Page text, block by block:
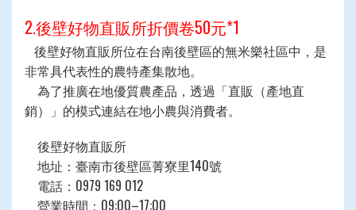
2.後壁好物直販所折價卷50元*1
後壁好物直販所位在台南後壁區的無米樂社區中，是
非常具代表性的農特產集散地。
為了推廣在地優質農產品，透過「直販（產地直
銷）」的模式連結在地小農與消費者。
後壁好物直販所
地址：臺南市後壁區菁寮里140號
電話：0979 169 012
營業時間：09:00–17:00